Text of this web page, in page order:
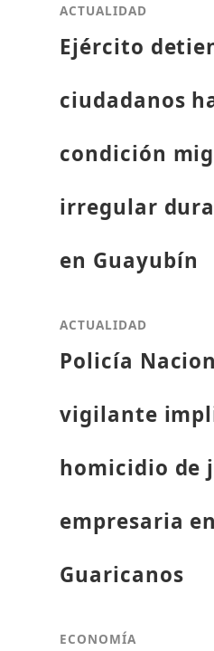
ACTUALIDAD
Ejército
ciudadanos
condición
irregular
en Guayubín
ACTUALIDAD
Policía
vigilante
homicidio de
empresaria
Guaricanos
ECONOMÍA